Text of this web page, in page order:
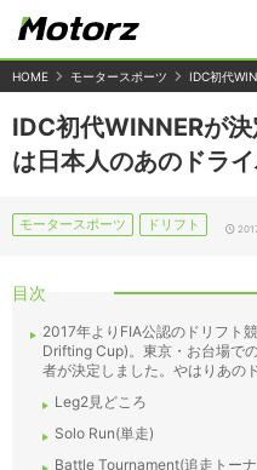
HOME モータースポーツ IDC初代
IDC初代WINNERが
は日本人のあのドライ
モータースポーツ ドリフト
目次
2017年よりFIA公認のドリフト
Drifting Cup)。東京・お台場で
者が決定しました。やはりあの
Leg2見どころ
Solo Run(単走)
Battle Tournament(追走トー